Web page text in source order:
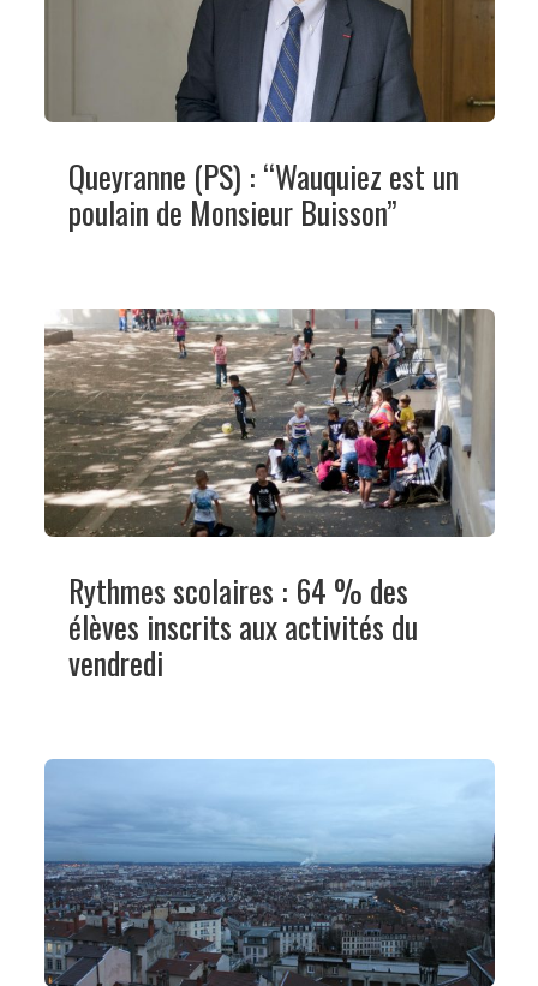
Queyranne (PS) : “Wauquiez est un
poulain de Monsieur Buisson”
Rythmes scolaires : 64 % des
élèves inscrits aux activités du
vendredi